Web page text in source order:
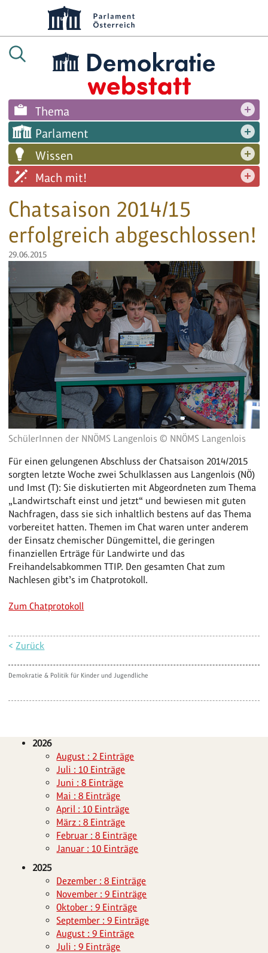
Thema
Parlament
Wissen
Mach mit!
Chatsaison 2014/15
erfolgreich abgeschlossen!
29.06.2015
SchülerInnen der NNÖMS Langenlois © NNÖMS Langenlois
Für einen gelungenen Abschluss der Chatsaison 2014/2015
sorgten letzte Woche zwei Schulklassen aus Langenlois (NÖ)
und Imst (T): Sie diskutierten mit Abgeordneten zum Thema
„Landwirtschaft einst und jetzt“ und bewiesen mit guten
Nachfragen, dass sie sich inhaltlich bestens auf das Thema
vorbereitet hatten. Themen im Chat waren unter anderem
der Einsatz chemischer Düngemittel, die geringen
finanziellen Erträge für Landwirte und das
Freihandelsabkommen TTIP. Den gesamten Chat zum
Nachlesen gibt’s im Chatprotokoll.
Zum Chatprotokoll
<Zurück
Demokratie & Politik für Kinder und Jugendliche
2026
August : 2 Einträge
Juli : 10 Einträge
Juni : 8 Einträge
Mai : 8 Einträge
April : 10 Einträge
März : 8 Einträge
Februar : 8 Einträge
Januar : 10 Einträge
2025
Dezember : 8 Einträge
November : 9 Einträge
Oktober : 9 Einträge
September : 9 Einträge
August : 9 Einträge
Juli : 9 Einträge